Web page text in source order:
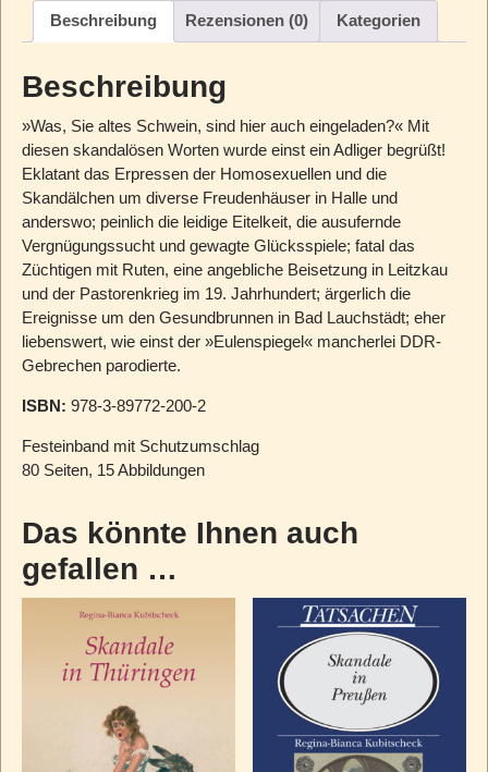
Beschreibung Rezensionen (0) Kategorien
Beschreibung
»Was, Sie altes Schwein, sind hier auch eingeladen?« Mit
diesen skandalösen Worten wurde einst ein Adliger begrüßt!
Eklatant das Erpressen der Homosexuellen und die
Skandälchen um diverse Freudenhäuser in Halle und
anderswo; peinlich die leidige Eitelkeit, die ausufernde
Vergnügungssucht und gewagte Glücksspiele; fatal das
Züchtigen mit Ruten, eine angebliche Beisetzung in Leitzkau
und der Pastorenkrieg im 19. Jahrhundert; ärgerlich die
Ereignisse um den Gesundbrunnen in Bad Lauchstädt; eher
liebenswert, wie einst der »Eulenspiegel« mancherlei DDR-
Gebrechen parodierte.
ISBN: 978-3-89772-200-2
Festeinband mit Schutzumschlag
80 Seiten, 15 Abbildungen
Das könnte Ihnen auch
gefallen …